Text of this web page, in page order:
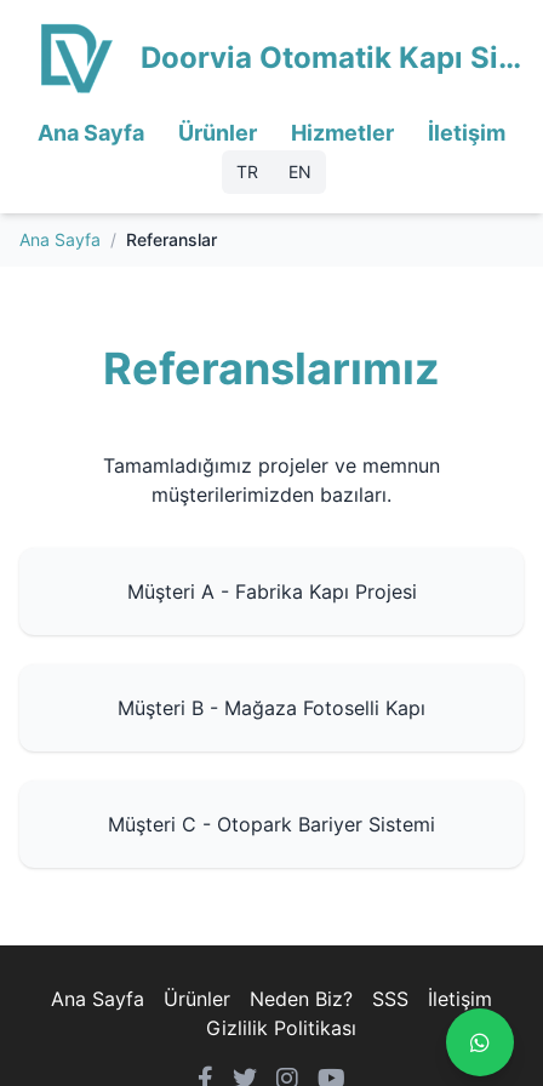
Doorvia Otomatik Kapı Sistemleri
Ana Sayfa Ürünler Hizmetler İletişim
TR EN
Ana Sayfa / Referanslar
Referanslarımız
Tamamladığımız projeler ve memnun
müşterilerimizden bazıları.
Müşteri A - Fabrika Kapı Projesi
Müşteri B - Mağaza Fotoselli Kapı
Müşteri C - Otopark Bariyer Sistemi
Ana Sayfa Ürünler Neden Biz? SSS
İletişim
Gizlilik Politikası